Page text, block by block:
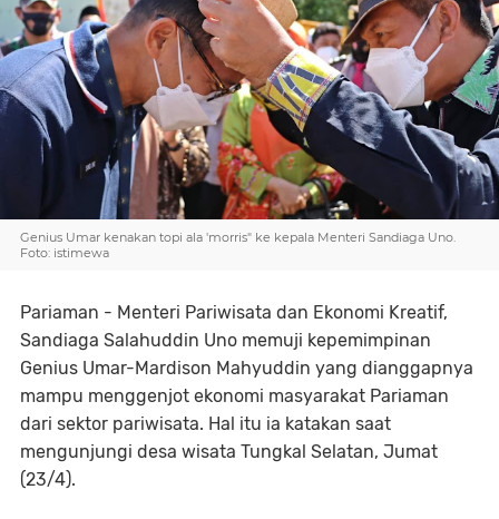
Genius Umar kenakan topi ala 'morris" ke kepala Menteri Sandiaga Uno.
Foto: istimewa
Pariaman - Menteri Pariwisata dan Ekonomi Kreatif,
Sandiaga Salahuddin Uno memuji kepemimpinan
Genius Umar-Mardison Mahyuddin yang dianggapnya
mampu menggenjot ekonomi masyarakat Pariaman
dari sektor pariwisata. Hal itu ia katakan saat
mengunjungi desa wisata Tungkal Selatan, Jumat
(23/4).